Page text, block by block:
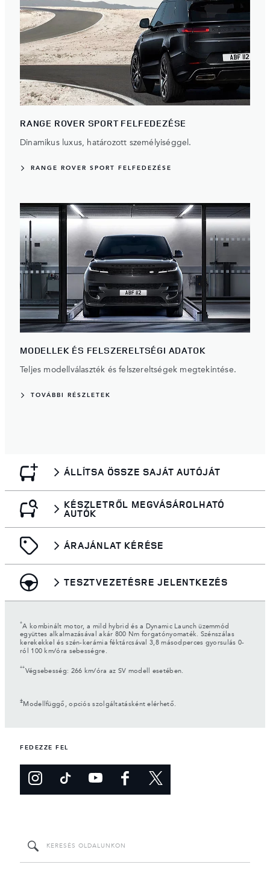
RANGE ROVER SPORT FELFEDEZÉSE
Dinamikus luxus, határozott személyiséggel.
RANGE ROVER SPORT FELFEDEZÉSE
MODELLEK ÉS FELSZERELTSÉGI ADATOK
Teljes modellválaszték és felszereltségek megtekintése.
TOVÁBBI RÉSZLETEK
ÁLLÍTSA ÖSSZE SAJÁT AUTÓJÁT
KÉSZLETRŐL MEGVÁSÁROLHATÓ
AUTÓK
ÁRAJÁNLAT KÉRÉSE
TESZTVEZETÉSRE JELENTKEZÉS
*A kombinált motor, a mild hybrid és a Dynamic Launch üzemmód
együttes alkalmazásával akár 800 Nm forgatónyomaték. Szénszálas
kerekekkel és szén-kerámia féktárcsával 3,8 másodperces gyorsulás 0-
ról 100 km/óra sebességre.
**Végsebesség: 266 km/óra az SV modell esetében.
‡ Modellfüggő, opciós szolgáltatásként elérhető.
FEDEZZE FEL